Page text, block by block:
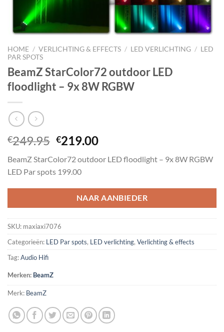
HOME / VERLICHTING & EFFECTS / LED VERLICHTING / LED
PAR SPOTS
BeamZ StarColor72 outdoor LED
floodlight – 9x 8W RGBW
€249.95 Oorspronkelijke
was:
€249.95.
€219.00Huidige
is:
BeamZ StarColor72 outdoor LED floodlight – 9x 8W RGBW
LED Par spots 199.00
NAAR AANBIEDER
SKU: maxiaxi7076
Categorieën: LED Par spots, LED verlichting, Verlichting & effects
Tag:Audio Hifi
Merken: BeamZ
Merk: BeamZ